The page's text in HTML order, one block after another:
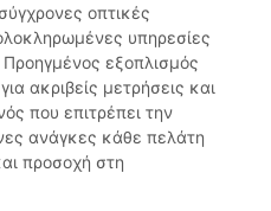
οπτικές
υπηρεσίες
εξοπλισμός
ακριβείς μετρήσεις και
που επιτρέπει την
ανάγκες κάθε πελάτη
προσοχή στη